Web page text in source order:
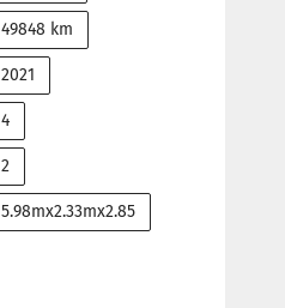
49848 km
2021
4
2
5.98mx2.33mx2.85